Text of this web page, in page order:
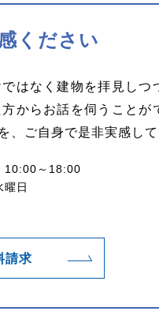
ください
はなく建物を拝見しつ
からお話を伺うことが
ご自身で是非実感して
10:00～18:00
曜日
請求